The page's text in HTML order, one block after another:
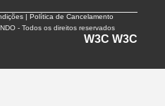
| Política de Cancelamento
- Todos os direitos reservados
W3C W3C